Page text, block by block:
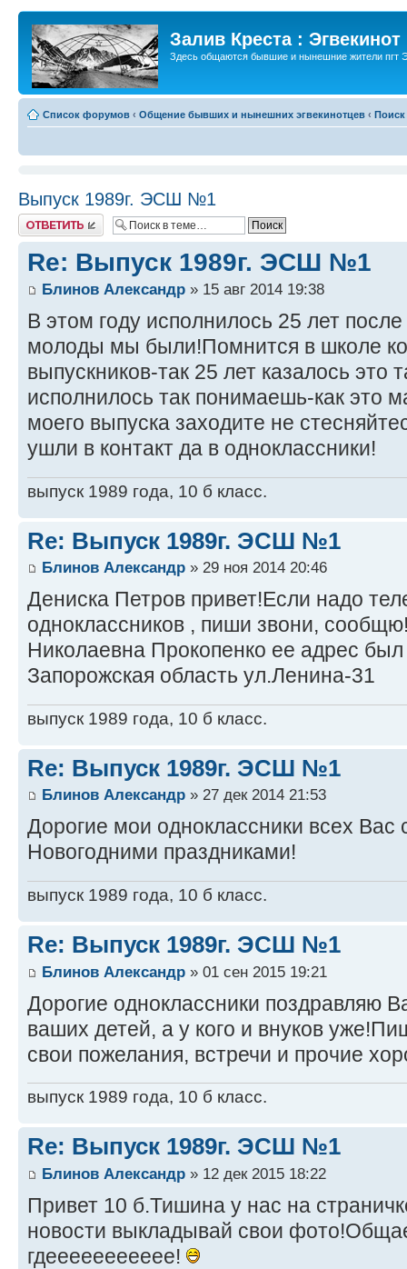
Залив Креста : Эгвекинот
Здесь общаются бывшие и нынешние жители пгт
Список форумов ‹ Общение бывших и нынешних эгвекинотцев ‹ Поиск
Выпуск 1989г. ЭСШ №1
Ответить
Re: Выпуск 1989г. ЭСШ №1
Блинов Александр » 15 авг 2014 19:38
В этом году исполнилось 25 лет
молоды мы были!Помнится в школе
выпускников-так 25 лет казалось это
исполнилось так понимаешь-как это
моего выпуска заходите не
ушли в контакт да в одноклассники!
выпуск 1989 года, 10 б класс.
Re: Выпуск 1989г. ЭСШ №1
Блинов Александр » 29 ноя 2014 20:46
Дениска Петров привет!Если надо
одноклассников , пиши звони,
Николаевна Прокопенко ее адрес
Запорожская область ул.Ленина-31
выпуск 1989 года, 10 б класс.
Re: Выпуск 1989г. ЭСШ №1
Блинов Александр » 27 дек 2014 21:53
Дорогие мои одноклассники всех
Новогодними праздниками!
выпуск 1989 года, 10 б класс.
Re: Выпуск 1989г. ЭСШ №1
Блинов Александр » 01 сен 2015 19:21
Дорогие одноклассники поздравляю
ваших детей, а у кого и внуков
свои пожелания, встречи и прочие
выпуск 1989 года, 10 б класс.
Re: Выпуск 1989г. ЭСШ №1
Блинов Александр » 12 дек 2015 18:22
Привет 10 б.Тишина у нас на
новости выкладывай свои
гдеееееееееее!